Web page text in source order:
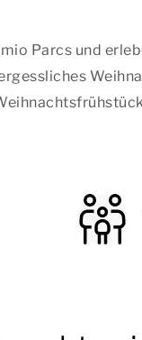
Parcs und